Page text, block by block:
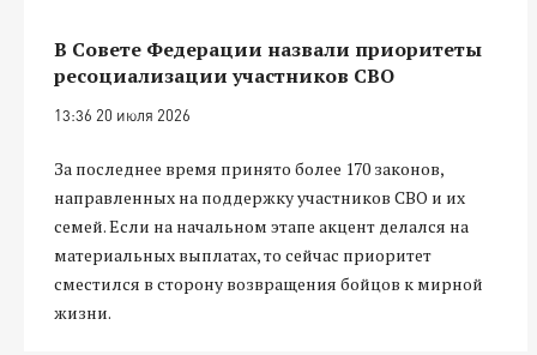
В Совете Федерации назвали приоритеты
ресоциализации участников СВО
13:36 20 июля 2026
За последнее время принято более 170 законов,
направленных на поддержку участников СВО и их
семей. Если на начальном этапе акцент делался на
материальных выплатах, то сейчас приоритет
сместился в сторону возвращения бойцов к мирной
жизни.